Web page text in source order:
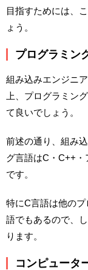
目指すためには、
ょう。
プログラミン
組み込みエンジニ
上、プログラミン
て良いでしょう。
前述の通り、組み
グ言語はC・C++
です。
特にC言語は他の
語でもあるので、
ります。
コンピュータ